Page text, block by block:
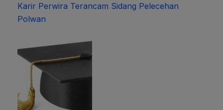
Karir Perwira Terancam Sidang Pelecehan
Polwan